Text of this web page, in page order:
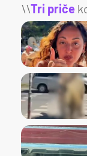
\\Tri priče